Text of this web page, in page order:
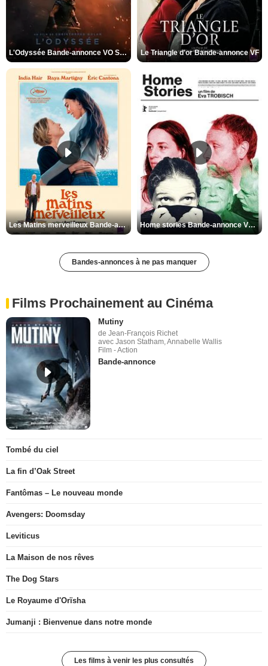
L'Odyssée Bande-annonce VO STFR Le Triangle d'or Bande-annonce VF
Les Matins merveilleux Bande-annonce VF Home stories Bande-annonce VO STFR
Bandes-annonces à ne pas manquer
Films Prochainement au Cinéma
Mutiny
de Jean-François Richet
avec Jason Statham, Annabelle Wallis
Film - Action
Bande-annonce
Tombé du ciel
La fin d’Oak Street
Fantômas – Le nouveau monde
Avengers: Doomsday
Leviticus
La Maison de nos rêves
The Dog Stars
Le Royaume d'Orïsha
Jumanji : Bienvenue dans notre monde
Les films à venir les plus consultés